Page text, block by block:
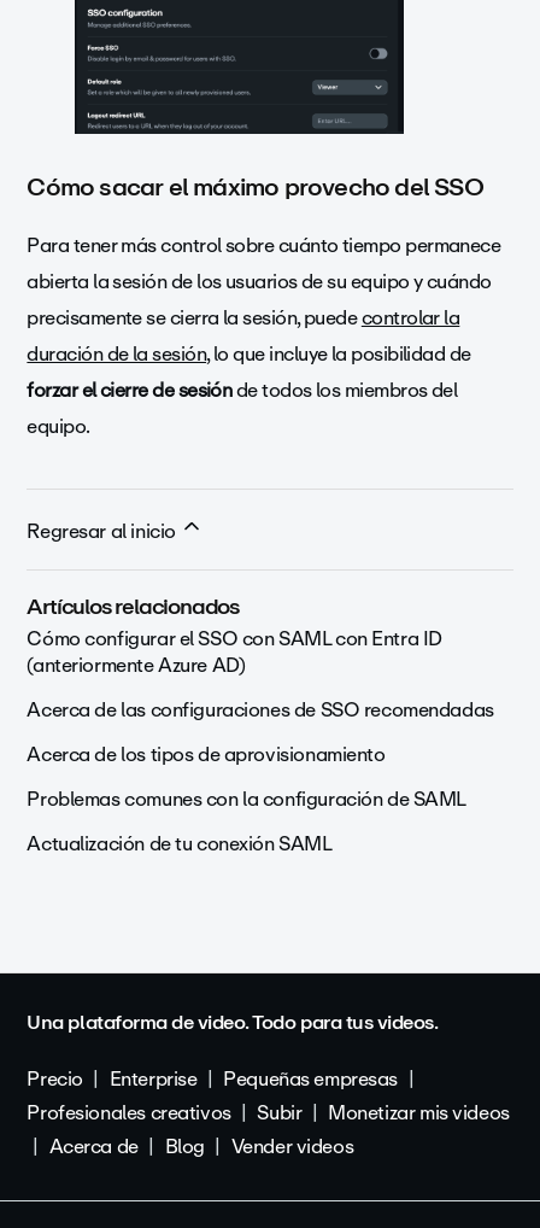
Cómo sacar el máximo provecho del SSO
Para tener más control sobre cuánto tiempo permanece
abierta la sesión de los usuarios de su equipo y cuándo
precisamente se cierra la sesión, puedecontrolar la
duración de la sesión, lo que incluye la posibilidad de
forzar el cierre de sesiónde todos los miembros del
equipo.
Regresar al inicio
Artículos relacionados
Cómo configurar el SSO con SAML con Entra ID
(anteriormente Azure AD)
Acerca de las configuraciones de SSO recomendadas
Acerca de los tipos de aprovisionamiento
Problemas comunes con la configuración de SAML
Actualización de tu conexión SAML
Una plataforma de video. Todo para tus videos.
Precio
Enterprise
Pequeñas empresas
Profesionales creativos
Subir
Monetizar mis videos
Acerca de
Blog Vender videos